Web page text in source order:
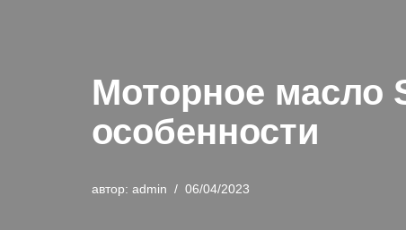
Моторное масло
особенности
автор: admin 06/04/2023